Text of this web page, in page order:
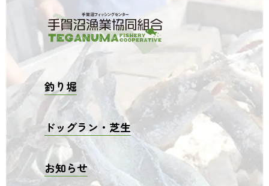
釣り堀
ドッグラン・芝生
お知らせ